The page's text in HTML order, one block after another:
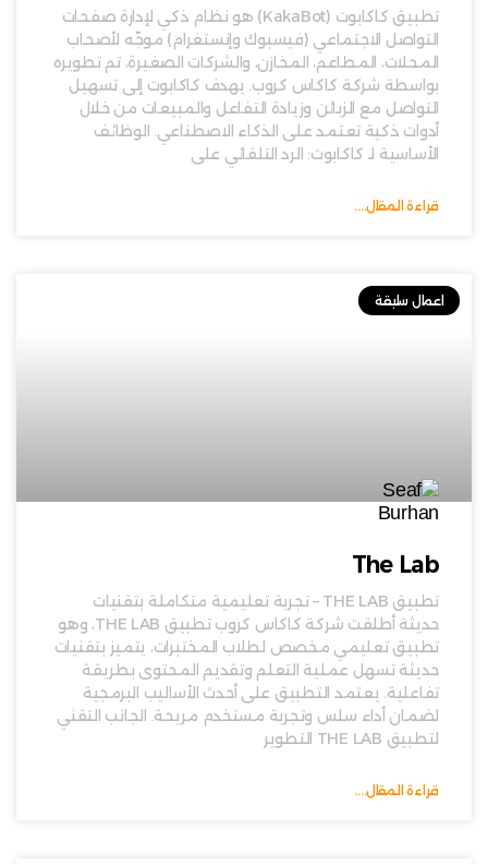
تطبيق كاكابوت (KakaBot) هو نظام ذكي لإدارة صفحات
التواصل الاجتماعي (فيسبوك وإنستغرام) موجّه لأصحاب
المحلات، المطاعم، المخازن، والشركات الصغيرة، تم تطويره
بواسطة شركة كاكاس كروب. يهدف كاكابوت إلى تسهيل
التواصل مع الزبائن وزيادة التفاعل والمبيعات من خلال
أدوات ذكية تعتمد على الذكاء الاصطناعي. الوظائف
الأساسية لـ كاكابوت: الرد التلقائي على
قراءة المقال....
اعمال سابقة
The Lab
تطبيق THE LAB – تجربة تعليمية متكاملة بتقنيات
حديثة أطلقت شركة كاكاس كروب تطبيق THE LAB، وهو
تطبيق تعليمي مخصص لطلاب المختبرات، يتميز بتقنيات
حديثة تسهل عملية التعلم وتقديم المحتوى بطريقة
تفاعلية. يعتمد التطبيق على أحدث الأساليب البرمجية
لضمان أداء سلس وتجربة مستخدم مريحة. الجانب التقني
لتطبيق THE LAB التطوير
قراءة المقال....